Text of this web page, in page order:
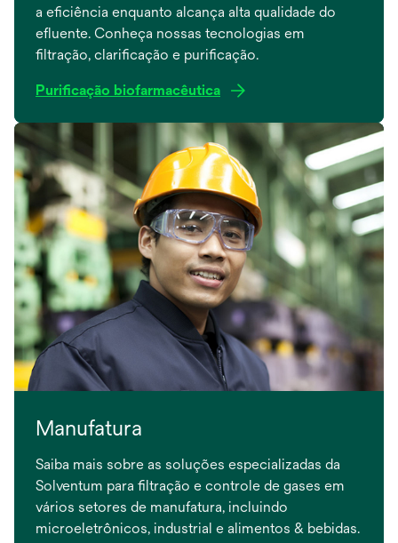
a eficiência enquanto alcança alta qualidade do
efluente. Conheça nossas tecnologias em
filtração, clarificação e purificação.
Purificação biofarmacêutica
Manufatura
Saiba mais sobre as soluções especializadas da
Solventum para filtração e controle de gases em
vários setores de manufatura, incluindo
microeletrônicos, industrial e alimentos & bebidas.